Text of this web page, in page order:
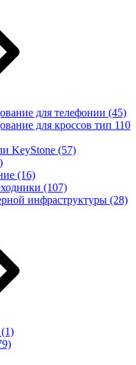
для телефонии (45)
для кроссов тип 110
KeyStone (57)
(16)
(107)
инфраструктуры (28)
(1)